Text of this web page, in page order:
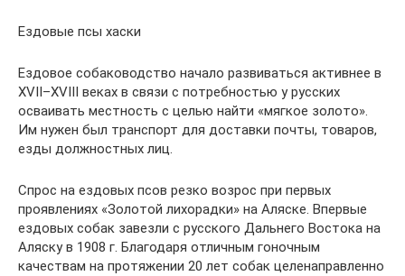
Ездовые псы хаски
Ездовое собаководство начало развиваться активнее в
XVII–XVIII веках в связи с потребностью у русских
осваивать местность с целью найти «мягкое золото».
Им нужен был транспорт для доставки почты, товаров,
езды должностных лиц.
Спрос на ездовых псов резко возрос при первых
проявлениях «Золотой лихорадки» на Аляске. Впервые
ездовых собак завезли с русского Дальнего Востока на
Аляску в 1908 г. Благодаря отличным гоночным
качествам на протяжении 20 лет собак целенаправленно